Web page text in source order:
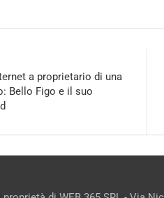
a proprietario di una
Bello Figo e il suo